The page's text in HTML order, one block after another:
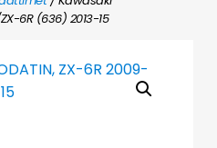
6R (636) 2013-15